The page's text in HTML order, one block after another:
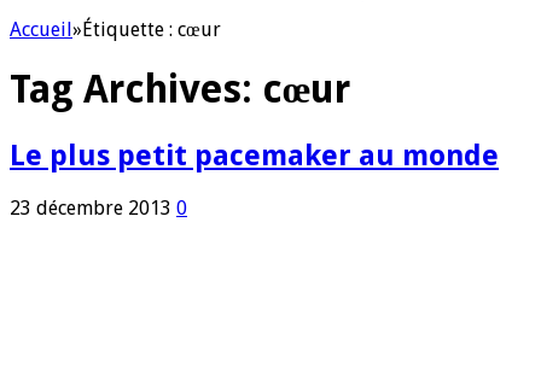
Accueil»Étiquette : cœur
Tag Archives: cœur
Le plus petit pacemaker au monde
23 décembre 2013 0